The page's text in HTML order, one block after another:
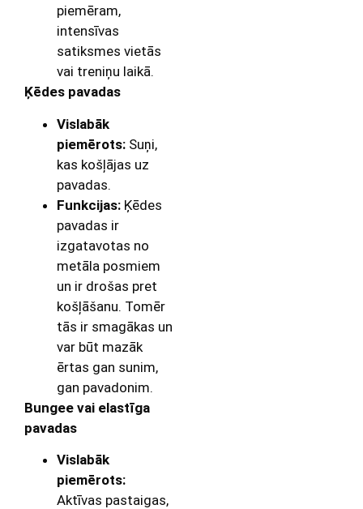
piemēram,
intensīvas
satiksmes vietās
vai treniņu laikā.
Ķēdes pavadas
Vislabāk
piemērots: Suņi,
kas košļājas uz
pavadas.
Funkcijas: Ķēdes
pavadas ir
izgatavotas no
metāla posmiem
un ir drošas pret
košļāšanu. Tomēr
tās ir smagākas un
var būt mazāk
ērtas gan sunim,
gan pavadonim.
Bungee vai elastīga
pavadas
Vislabāk
piemērots:
Aktīvas pastaigas,